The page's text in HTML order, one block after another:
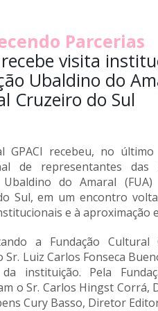
Parcerias
recebe visita
Ubaldino do
Cruzeiro do Sul
GPACI recebeu, no
de representantes das
Ubaldino do Amaral
Sul, em um encontro
e à aproximação
a Fundação
Sr. Luiz Carlos Fonseca
da instituição. Pela
o Sr. Carlos Hingst Corrá,
Cury Basso, Diretor